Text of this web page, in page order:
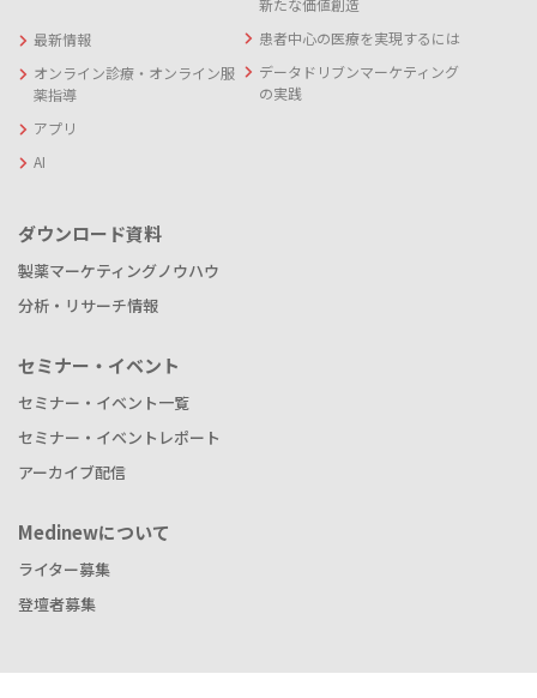
最新情報
オンライン診療・オンライン服
薬指導
アプリ
AI
患者中心の医療を実現するには
データドリブンマーケティング
の実践
ダウンロード資料
製薬マーケティングノウハウ
分析・リサーチ情報
セミナー・イベント
セミナー・イベント一覧
セミナー・イベントレポート
アーカイブ配信
Medinewについて
ライター募集
登壇者募集